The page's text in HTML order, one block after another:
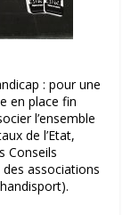
: pour une
en place fin
l’ensemble
de l’Etat,
Conseils
associations